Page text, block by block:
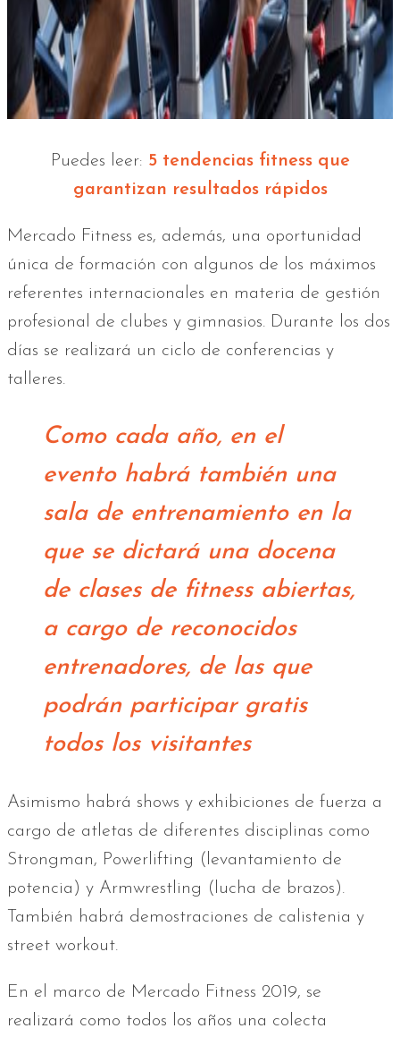
Puedes leer: 5 tendencias fitness que
garantizan resultados rápidos
Mercado Fitness es, además, una oportunidad
única de formación con algunos de los máximos
referentes internacionales en materia de gestión
profesional de clubes y gimnasios. Durante los dos
días se realizará un ciclo de conferencias y
talleres.
Como cada año, en el
evento habrá también una
sala de entrenamiento en la
que se dictará una docena
de clases de fitness abiertas,
a cargo de reconocidos
entrenadores, de las que
podrán participar gratis
todos los visitantes
Asimismo habrá shows y exhibiciones de fuerza a
cargo de atletas de diferentes disciplinas como
Strongman, Powerlifting (levantamiento de
potencia) y Armwrestling (lucha de brazos).
También habrá demostraciones de calistenia y
street workout.
En el marco de Mercado Fitness 2019, se
realizará como todos los años una colecta